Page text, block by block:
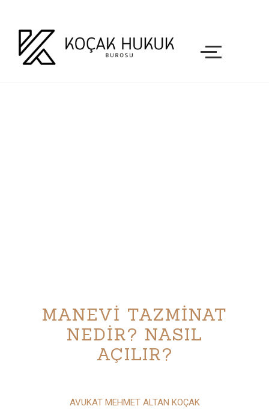
MANEVİ TAZMİNAT
NEDİR? NASIL
AÇILIR?
AVUKAT MEHMET ALTAN KOÇAK